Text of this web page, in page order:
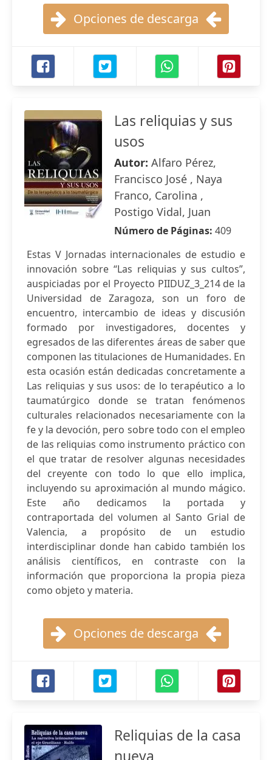
Opciones de descarga
Las reliquias y sus
usos
Autor: Alfaro Pérez,
Francisco José , Naya
Franco, Carolina ,
Postigo Vidal, Juan
Número de Páginas: 409
Estas V Jornadas internacionales de estudio e
innovación sobre “Las reliquias y sus cultos”,
auspiciadas por el Proyecto PIIDUZ_3_214 de la
Universidad de Zaragoza, son un foro de
encuentro, intercambio de ideas y discusión
formado por investigadores, docentes y
egresados de las diferentes áreas de saber que
componen las titulaciones de Humanidades. En
esta ocasión están dedicadas concretamente a
Las reliquias y sus usos: de lo terapéutico a lo
taumatúrgico donde se tratan fenómenos
culturales relacionados necesariamente con la
fe y la devoción, pero sobre todo con el empleo
de las reliquias como instrumento práctico con
el que tratar de resolver algunas necesidades
del creyente con todo lo que ello implica,
incluyendo su aproximación al mundo mágico.
Este año dedicamos la portada y
contraportada del volumen al Santo Grial de
Valencia, a propósito de un estudio
interdisciplinar donde han cabido también los
análisis científicos, en contraste con la
información que proporciona la propia pieza
como objeto y materia.
Opciones de descarga
Reliquias de la casa
nueva